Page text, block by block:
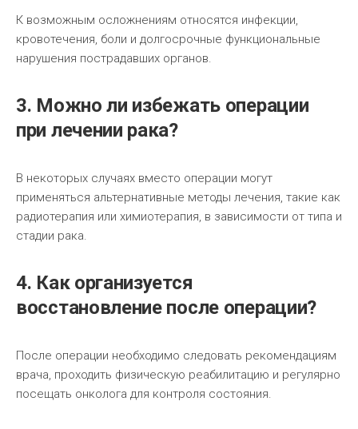
К возможным осложнениям относятся инфекции,
кровотечения, боли и долгосрочные функциональные
нарушения пострадавших органов.
3. Можно ли избежать операции
при лечении рака?
В некоторых случаях вместо операции могут
применяться альтернативные методы лечения, такие как
радиотерапия или химиотерапия, в зависимости от типа и
стадии рака.
4. Как организуется
восстановление после операции?
После операции необходимо следовать рекомендациям
врача, проходить физическую реабилитацию и регулярно
посещать онколога для контроля состояния.